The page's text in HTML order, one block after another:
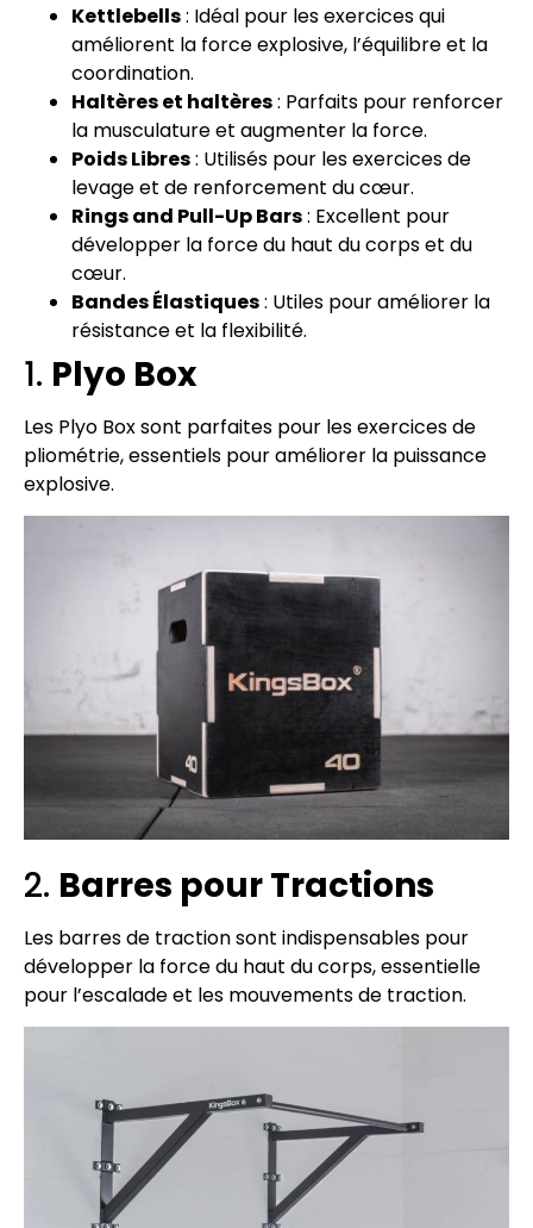
Kettlebells: Idéal pour les exercices qui
améliorent la force explosive, l’équilibre et la
coordination.
Haltères et haltères: Parfaits pour renforcer
la musculature et augmenter la force.
Poids Libres: Utilisés pour les exercices de
levage et de renforcement du cœur.
Rings and Pull-Up Bars: Excellent pour
développer la force du haut du corps et du
cœur.
Bandes Élastiques: Utiles pour améliorer la
résistance et la flexibilité.
1. Plyo Box
Les Plyo Box sont parfaites pour les exercices de
pliométrie, essentiels pour améliorer la puissance
explosive.
2. Barres pour Tractions
Les barres de traction sont indispensables pour
développer la force du haut du corps, essentielle
pour l’escalade et les mouvements de traction.